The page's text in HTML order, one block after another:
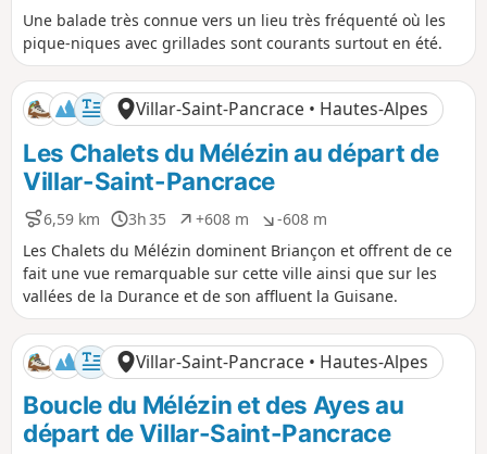
i
s
t
n
c
u
r
é
é
n
i
e
l
p
o
s
i
i
f
é
n
i
e
l
n
é
g
a
t
i
f
Une balade très connue vers un lieu très fréquenté où les
pique-niques avec grillades sont courants surtout en été.
Villar-Saint-Pancrace • Hautes-Alpes
Les Chalets du Mélézin au départ de
Villar-Saint-Pancrace
6,59 km
D
i
s
t
a
n
c
e
3h 35
D
u
é
e
+608 m
D
é
n
i
v
e
l
é
p
o
i
-608 m
D
é
n
i
v
e
l
é
n
é
g
a
Les Chalets du Mélézin dominent Briançon et offrent de ce
fait une vue remarquable sur cette ville ainsi que sur les
vallées de la Durance et de son affluent la Guisane.
Villar-Saint-Pancrace • Hautes-Alpes
Boucle du Mélézin et des Ayes au
départ de Villar-Saint-Pancrace